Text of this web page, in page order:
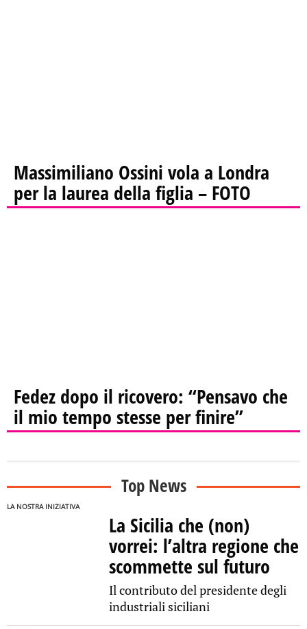
Massimiliano Ossini vola a Londra
per la laurea della figlia – FOTO
Fedez dopo il ricovero: “Pensavo che
il mio tempo stesse per finire”
Top News
LA NOSTRA INIZIATIVA
La Sicilia che (non)
vorrei: l’altra regione che
scommette sul futuro
Il contributo del presidente degli
industriali siciliani